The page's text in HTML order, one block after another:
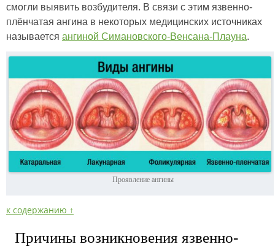
смогли выявить возбудителя. В связи с этим язвенно-
плёнчатая ангина в некоторых медицинских источниках
называется ангиной Симановского-Венсана-Плауна.
Проявление ангины
к содержанию ↑
Причины возникновения язвенно-